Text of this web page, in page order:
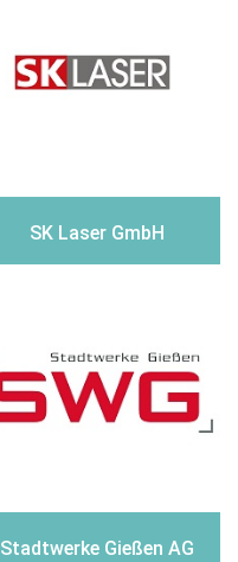
SK Laser GmbH
Stadtwerke Gießen AG